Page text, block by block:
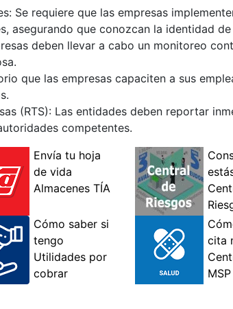
Se requiere que las empresas
asegurando que conozcan la identidad
deben llevar a cabo un monitoreo
que las empresas capaciten a sus
(RTS): Las entidades deben reportar
competentes.